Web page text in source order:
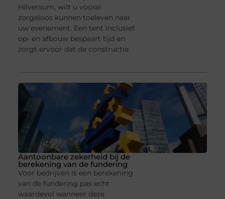
Hilversum, wilt u vooral
zorgeloos kunnen toeleven naar
uw evenement. Een tent inclusief
op- en afbouw bespaart tijd en
zorgt ervoor dat de constructie
Aantoonbare zekerheid bij de
berekening van de fundering
Voor bedrijven is een berekening
van de fundering pas echt
waardevol wanneer deze